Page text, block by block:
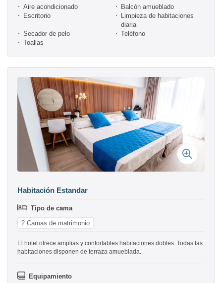
Aire acondicionado
Balcón amueblado
Escritorio
Limpieza de habitaciones
diaria
Secador de pelo
Teléfono
Toallas
Habitación Estandar
Tipo de cama
2 Camas de matrimonio
El hotel ofrece amplias y confortables habitaciones dobles. Todas las
habitaciones disponen de terraza amueblada.
Equipamiento